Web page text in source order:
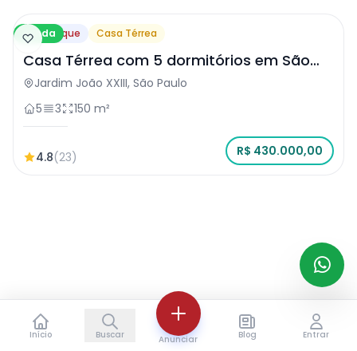
Venda
Destaque Casa Térrea
Casa Térrea com 5 dormitórios em São
Paulo
Jardim João XXIII, São Paulo
5
3 150 m²
4.8(23) R$ 430.000,00
Início Buscar Anunciar Blog Entrar